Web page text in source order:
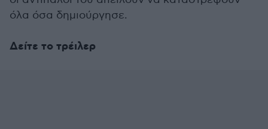
όλα όσα δημιούργησε.
Δείτε το τρέιλερ